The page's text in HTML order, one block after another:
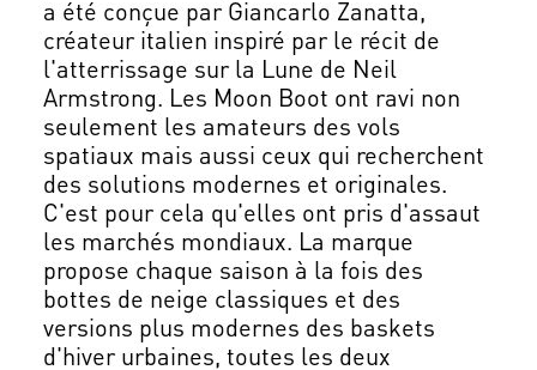
a été conçue par Giancarlo Zanatta,
créateur italien inspiré par le récit de
l'atterrissage sur la Lune de Neil
Armstrong. Les Moon Boot ont ravi non
seulement les amateurs des vols
spatiaux mais aussi ceux qui recherchent
des solutions modernes et originales.
C'est pour cela qu'elles ont pris d'assaut
les marchés mondiaux. La marque
propose chaque saison à la fois des
bottes de neige classiques et des
versions plus modernes des baskets
d'hiver urbaines, toutes les deux